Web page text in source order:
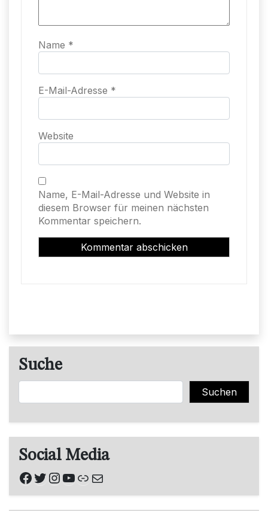
Name *
E-Mail-Adresse *
Website
Name, E-Mail-Adresse und Website in
diesem Browser für meinen nächsten
Kommentar speichern.
Suche
Suchen
Social Media
Facebook
Twitter
Instagram
YouTube
Link
E-Mail